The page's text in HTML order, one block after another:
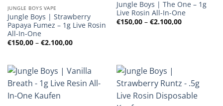
JUNGLE BOYS VAPE
Jungle Boys | Strawberry
Papaya Fumez – 1g Live Rosin
All-In-One
€150,00 – €2.100,00Preisspanne:
€150,00
Jungle Boys | The One – 1g
Live Rosin All-In-One
€150,00 – €2.100,00
€150,00